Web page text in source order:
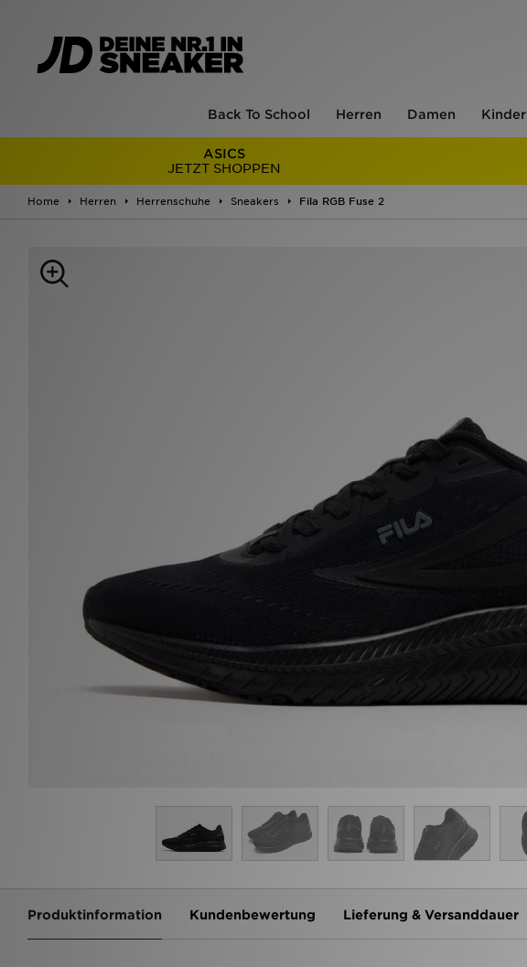
Back To School Herren Damen Kinder
ASICS
JETZT SHOPPEN
Home Herren Herrenschuhe Sneakers Fila RGB Fuse 2
Produktinformation Kundenbewertung Lieferung & Versanddauer